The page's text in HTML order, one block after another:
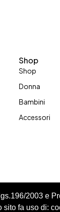
2003 e
fa uso di:
Shop
Shop
Donna
Bambini
Accessori